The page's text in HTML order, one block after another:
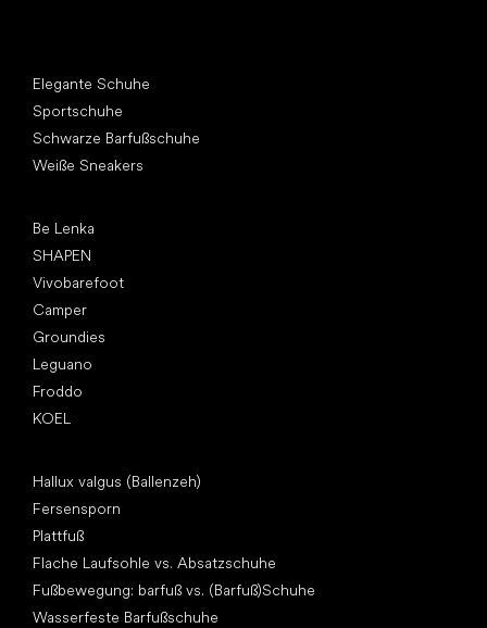
Elegante Schuhe
Sportschuhe
Schwarze Barfußschuhe
Weiße Sneakers
Be Lenka
SHAPEN
Vivobarefoot
Camper
Groundies
Leguano
Froddo
KOEL
Hallux valgus (Ballenzeh)
Fersensporn
Plattfuß
Flache Laufsohle vs. Absatzschuhe
Fußbewegung: barfuß vs. (Barfuß)Schuhe
Wasserfeste Barfußschuhe